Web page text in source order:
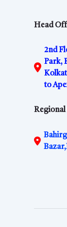
Head
2nd
Park,
to